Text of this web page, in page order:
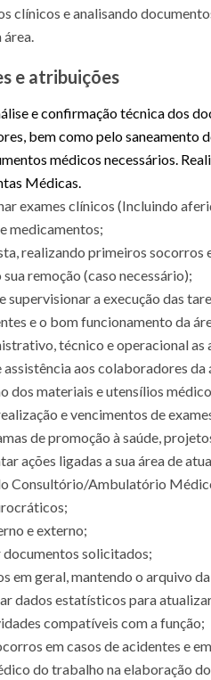
clínicos e analisando
e atribuições
e confirmação técnica dos
bem como pelo saneamento
médicos necessários.
Médicas.
exames clínicos (Incluindo
medicamentos;
realizando primeiros socorros
remoção (caso necessário);
supervisionar a execução das
e o bom funcionamento da
técnico e operacional as
aos colaboradores da
dos materiais e utensílios
e vencimentos de
de promoção à saúde,
ações ligadas a sua área de
Consultório/Ambulatório
e externo;
solicitados;
em geral, mantendo o arquivo
dados estatísticos para
compatíveis com a função;
em casos de acidentes e
do trabalho na elaboração